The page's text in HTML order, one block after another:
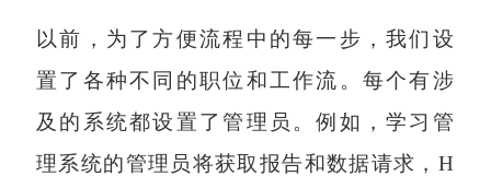
以前，为了方便流程中的每一步，我们设
置了各种不同的职位和工作流。每个有涉
及的系统都设置了管理员。例如，学习管
理系统的管理员将获取报告和数据请求，H